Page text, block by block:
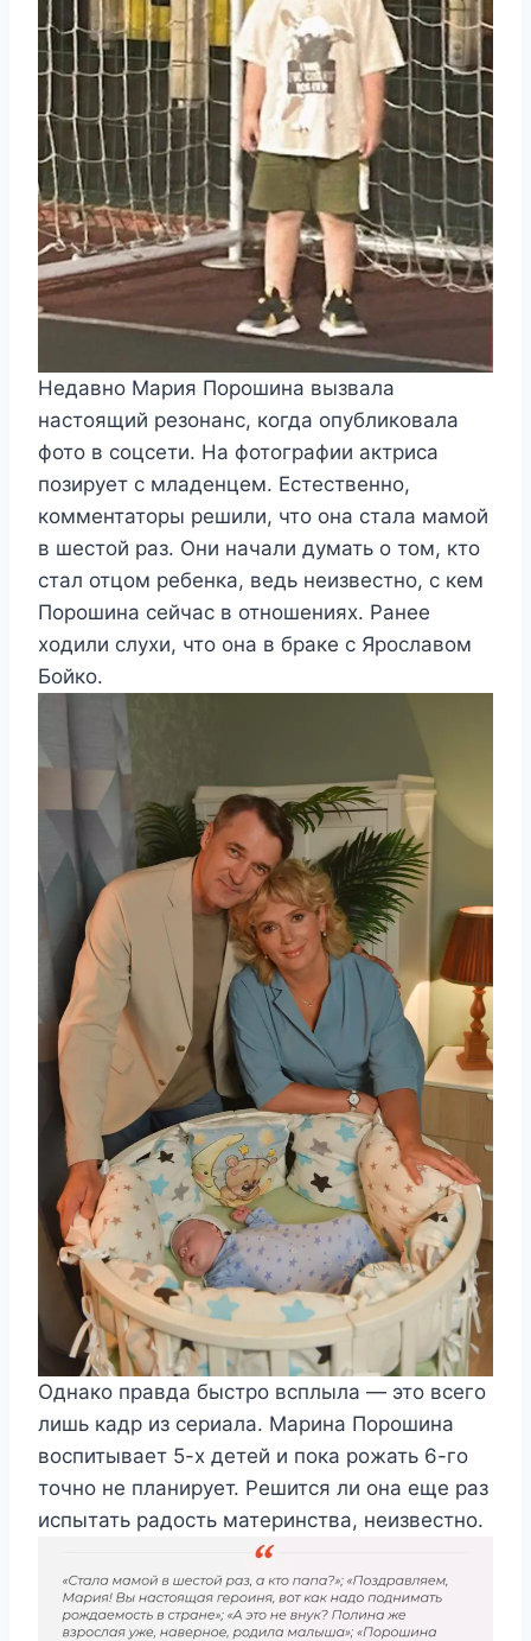
Недавно Мария Порошина вызвала
настоящий резонанс, когда опубликовала
фото в соцсети. На фотографии актриса
позирует с младенцем. Естественно,
комментаторы решили, что она стала мамой
в шестой раз. Они начали думать о том, кто
стал отцом ребенка, ведь неизвестно, с кем
Порошина сейчас в отношениях. Ранее
ходили слухи, что она в браке с Ярославом
Бойко.
Однако правда быстро всплыла — это всего
лишь кадр из сериала. Марина Порошина
воспитывает 5-х детей и пока рожать 6-го
точно не планирует. Решится ли она еще раз
испытать радость материнства, неизвестно.